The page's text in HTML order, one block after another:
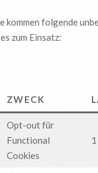
kommen folgende
zum Einsatz:
ZWECK
Opt-out für
Functional
Cookies